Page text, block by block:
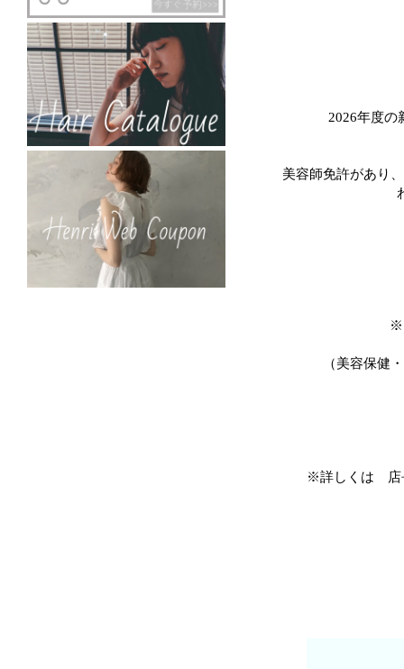
2026年度
美容師免許があり
※
（美容保健
※詳しくは 店